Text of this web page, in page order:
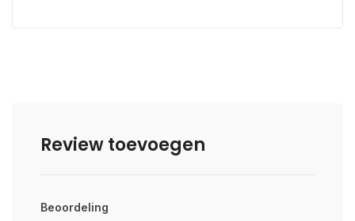
Review toevoegen
Beoordeling